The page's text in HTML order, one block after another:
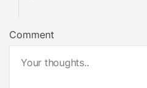
Comment